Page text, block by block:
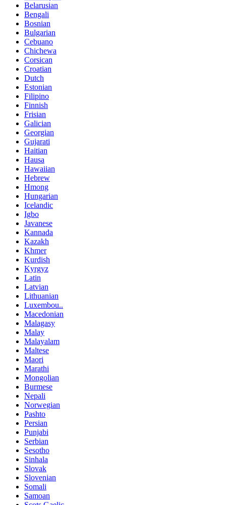
Belarusian
Bengali
Bosnian
Bulgarian
Cebuano
Chichewa
Corsican
Croatian
Dutch
Estonian
Filipino
Finnish
Frisian
Galician
Georgian
Gujarati
Haitian
Hausa
Hawaiian
Hebrew
Hmong
Hungarian
Icelandic
Igbo
Javanese
Kannada
Kazakh
Khmer
Kurdish
Kyrgyz
Latin
Latvian
Lithuanian
Luxembou..
Macedonian
Malagasy
Malay
Malayalam
Maltese
Maori
Marathi
Mongolian
Burmese
Nepali
Norwegian
Pashto
Persian
Punjabi
Serbian
Sesotho
Sinhala
Slovak
Slovenian
Somali
Samoan